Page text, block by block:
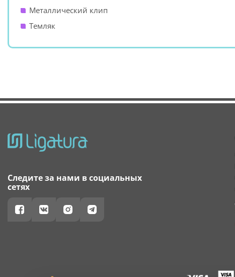
Металлический клип
Темляк
Следите за нами в социальных
сетях